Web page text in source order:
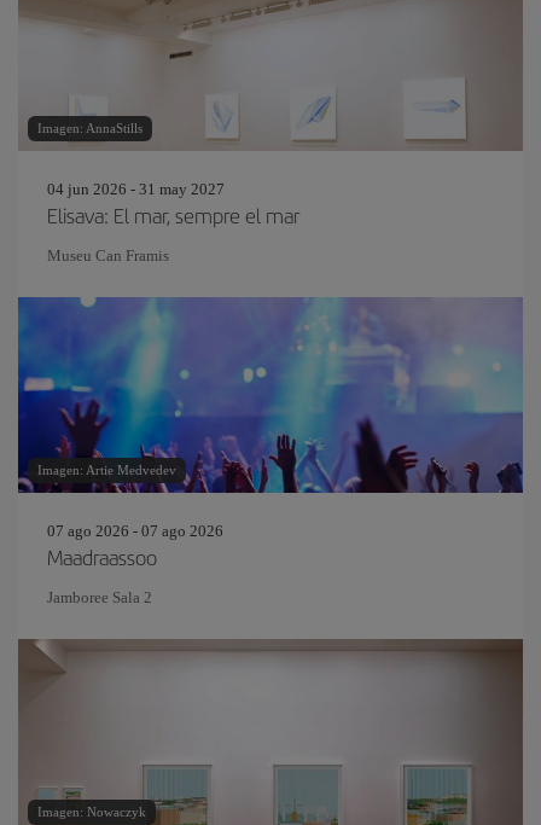
Imagen: AnnaStills
04 jun 2026 - 31 may 2027
Elisava: El mar, sempre el mar
Museu Can Framis
Imagen: Artie Medvedev
07 ago 2026 - 07 ago 2026
Maadraassoo
Jamboree Sala 2
Imagen: Nowaczyk